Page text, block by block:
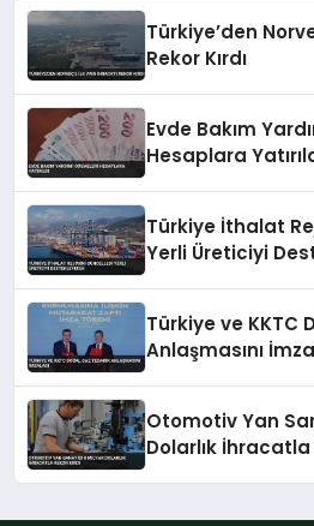
Türkiye’den
Rekor Kırdı
Evde Bakım
Hesaplara
Türkiye İthalat
Yerli Üreticiyi
Türkiye ve KKTC
Anlaşmasını
Otomotiv Yan
Dolarlık İhracatla